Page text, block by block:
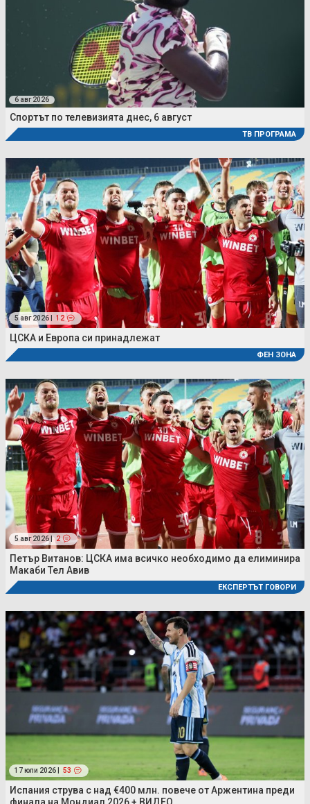
6 авг 2026
Спортът по телевизията днес, 6 август
ТВ ПРОГРАМА
5 авг 2026 | 12
ЦСКА и Европа си принадлежат
ФЕН ЗОНА
5 авг 2026 | 2
Петър Витанов: ЦСКА има всичко необходимо да елиминира
Макаби Тел Авив
ЕКСПЕРТЪТ ГОВОРИ
17 юли 2026 | 53
Испания струва с над €400 млн. повече от Аржентина преди